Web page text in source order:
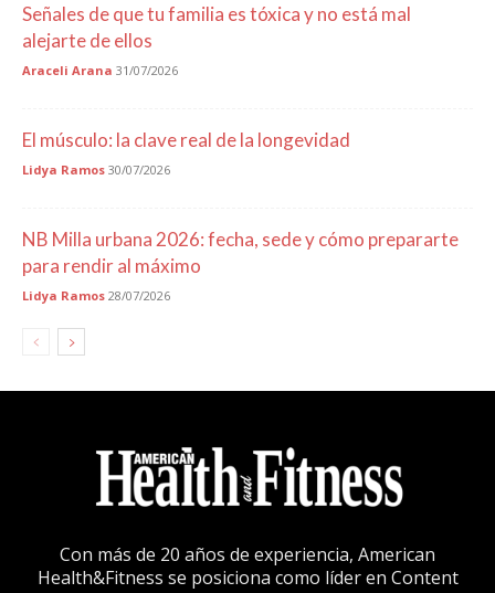
Señales de que tu familia es tóxica y no está mal
alejarte de ellos
Araceli Arana 31/07/2026
El músculo: la clave real de la longevidad
Lidya Ramos 30/07/2026
NB Milla urbana 2026: fecha, sede y cómo prepararte
para rendir al máximo
Lidya Ramos 28/07/2026
Con más de 20 años de experiencia, American
Health&Fitness se posiciona como líder en Content